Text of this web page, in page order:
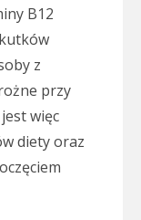
B12
z
przy
więc
diety oraz